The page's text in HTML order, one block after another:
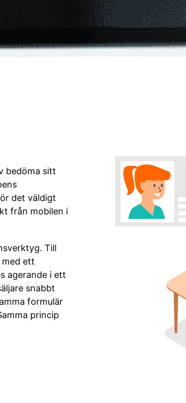
bedöma sitt
det väldigt
från mobilen i
Till
med ett
agerande i ett
snabbt
formulär
princip